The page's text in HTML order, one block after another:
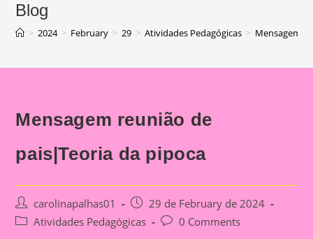
Blog
> 2024 > February > 29 > Atividades Pedagógicas > Mensagem
Mensagem reunião de
pais|Teoria da pipoca
Post
author:
carolinapalhas01
Post
published:
29 de February de 2024
PostAtividades Pedagógicas
Post0 Comments